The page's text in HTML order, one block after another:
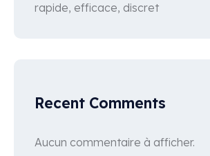
rapide, efficace, discret
Recent Comments
Aucun commentaire à afficher.